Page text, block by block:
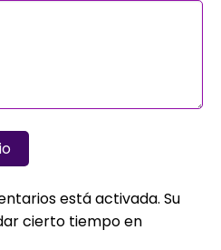
está activada. Su
cierto tiempo en